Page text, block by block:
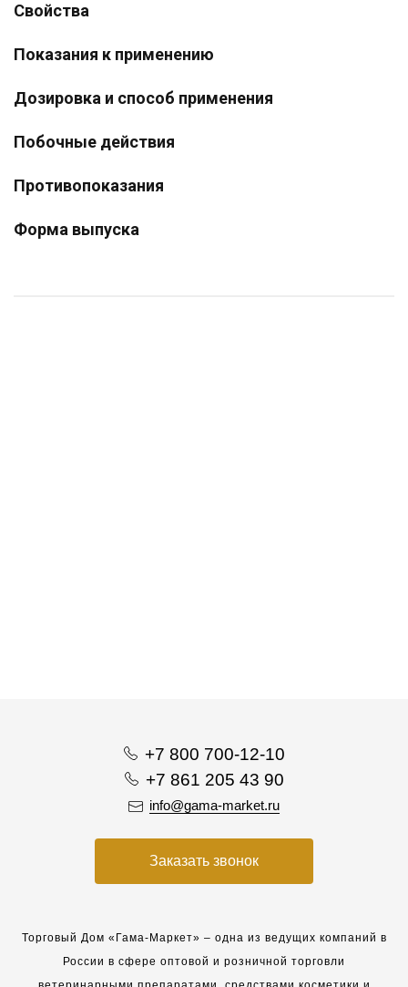
Свойства
Показания к применению
Дозировка и способ применения
Побочные действия
Противопоказания
Форма выпуска
+7 800 700-12-10
+7 861 205 43 90
info@gama-market.ru
Заказать звонок
Торговый Дом «Гама-Маркет» – одна из ведущих компаний в
России в сфере оптовой и розничной торговли